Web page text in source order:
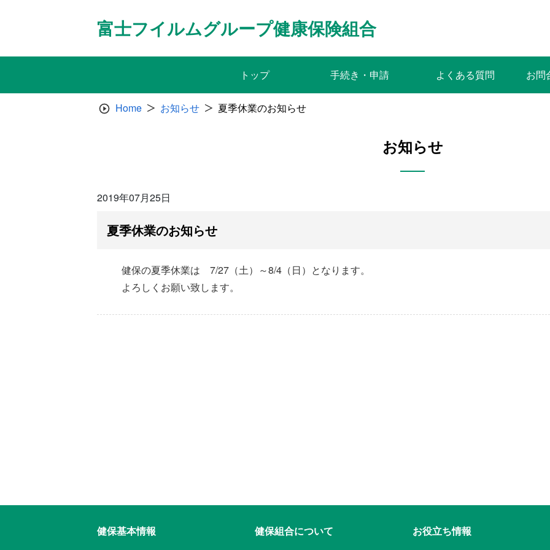
富士フイルムグループ健康保険組合
トップ 手続き・申請 よくある質問 お問
Home お知らせ 夏季休業のお知らせ
お知らせ
2019年07月25日
夏季休業のお知らせ
健保の夏季休業は 7/27（土）～8/4（日）となります。
よろしくお願い致します。
健保基本情報 健保組合について お役立ち情報